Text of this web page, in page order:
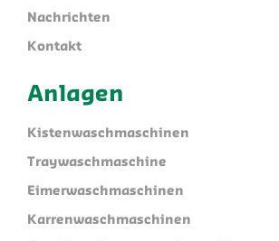
Nachrichten
Kontakt
Anlagen
Kistenwaschmaschinen
Traywaschmaschine
Eimerwaschmaschinen
Karrenwaschmaschinen